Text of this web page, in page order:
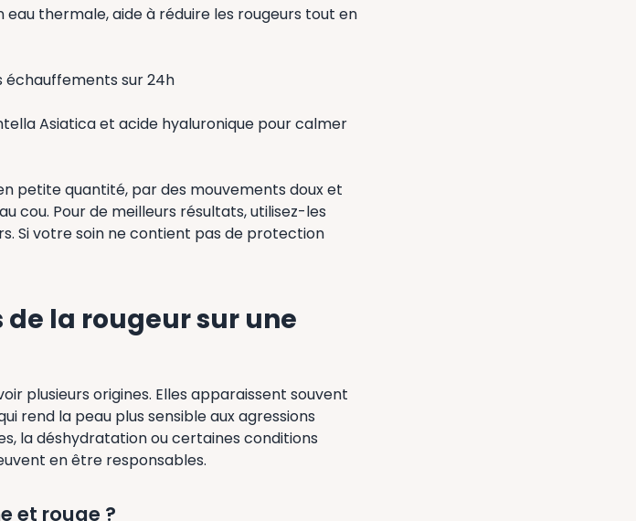
eau thermale, aide à réduire les rougeurs tout en
échauffements sur 24h
Asiatica et acide hyaluronique pour calmer
petite quantité, par des mouvements doux et
cou. Pour de meilleurs résultats, utilisez-les
Si votre soin ne contient pas de protection
la rougeur sur une
plusieurs origines. Elles apparaissent souvent
rend la peau plus sensible aux agressions
la déshydratation ou certaines conditions
en être responsables.
et rouge ?